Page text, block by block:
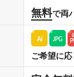
無料で両
ご希望に